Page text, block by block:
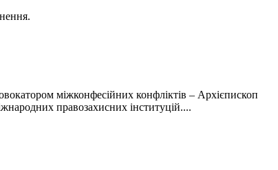
міжконфесійних конфліктів – Архієпископ
правозахисних інституцій....